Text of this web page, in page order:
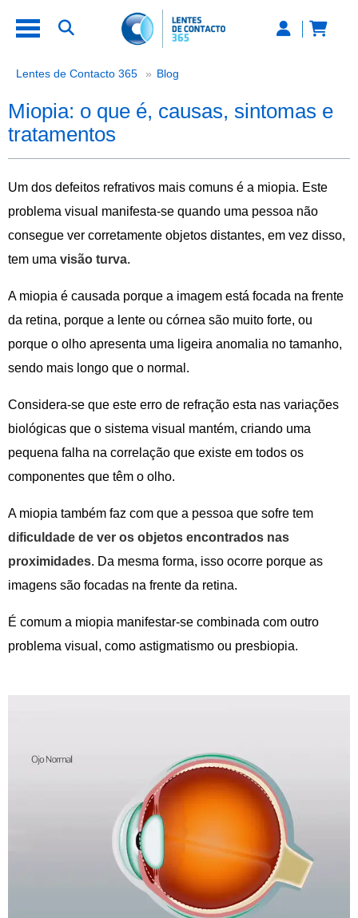
Lentes de Contacto 365 Blog
Miopia: o que é, causas, sintomas e
tratamentos
Um dos defeitos refrativos mais comuns é a miopia. Este
problema visual manifesta-se quando uma pessoa não
consegue ver corretamente objetos distantes, em vez disso,
tem uma visão turva.
A miopia é causada porque a imagem está focada na frente
da retina, porque a lente ou córnea são muito forte, ou
porque o olho apresenta uma ligeira anomalia no tamanho,
sendo mais longo que o normal.
Considera-se que este erro de refração esta nas variações
biológicas que o sistema visual mantém, criando uma
pequena falha na correlação que existe em todos os
componentes que têm o olho.
A miopia também faz com que a pessoa que sofre tem
dificuldade de ver os objetos encontrados nas
proximidades. Da mesma forma, isso ocorre porque as
imagens são focadas na frente da retina.
É comum a miopia manifestar-se combinada com outro
problema visual, como astigmatismo ou presbiopia.